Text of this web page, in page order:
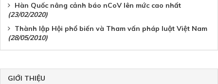
Hàn Quốc nâng cảnh báo nCoV lên mức cao nhất
(23/02/2020)
Thành lập Hội phổ biến và Tham vấn pháp luật Việt Nam
(28/05/2010)
GIỚI THIỆU